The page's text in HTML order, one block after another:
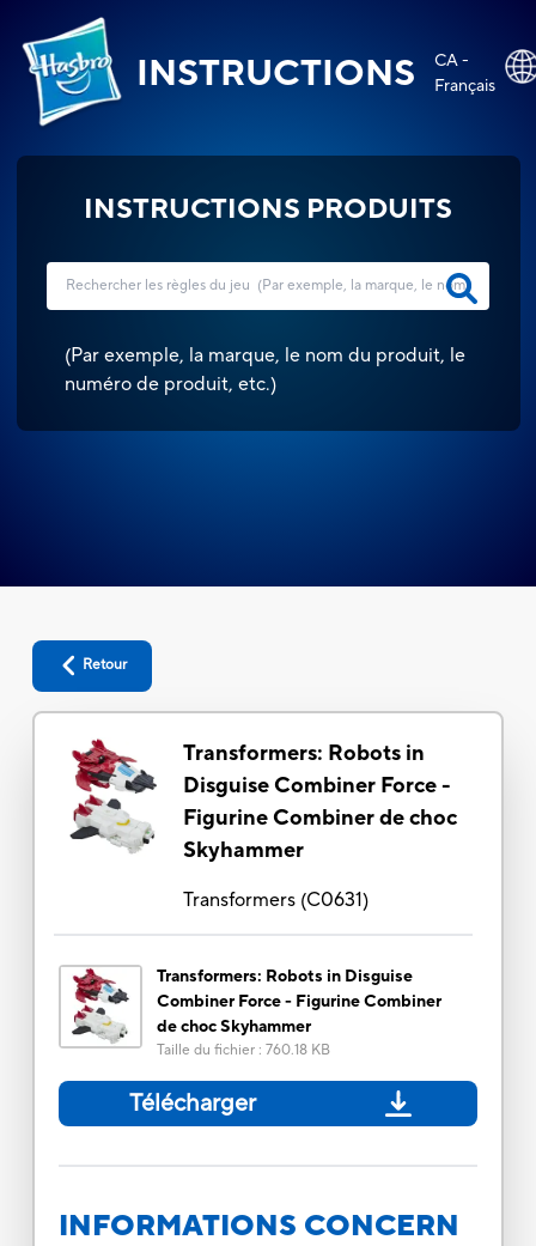
INSTRUCTIONS
CA -
Français
INSTRUCTIONS PRODUITS
(Par exemple, la marque, le nom du produit, le
numéro de produit, etc.)
Retour
Transformers: Robots in
Disguise Combiner Force -
Figurine Combiner de choc
Skyhammer
Transformers(C0631)
Transformers: Robots in Disguise
Combiner Force - Figurine Combiner
de choc Skyhammer
Taille du fichier: 760.18 KB
Télécharger
INFORMATIONS CONCERN